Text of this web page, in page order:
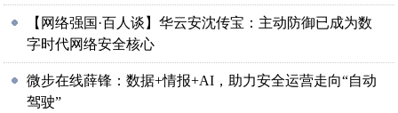
【网络强国·百人谈】华云安沈传宝：主动防御已成为数
字时代网络安全核心
微步在线薛锋：数据+情报+AI，助力安全运营走向“自动
驾驶”